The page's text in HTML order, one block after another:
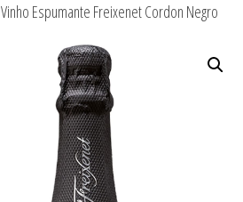
Vinho Espumante Freixenet Cordon Negro